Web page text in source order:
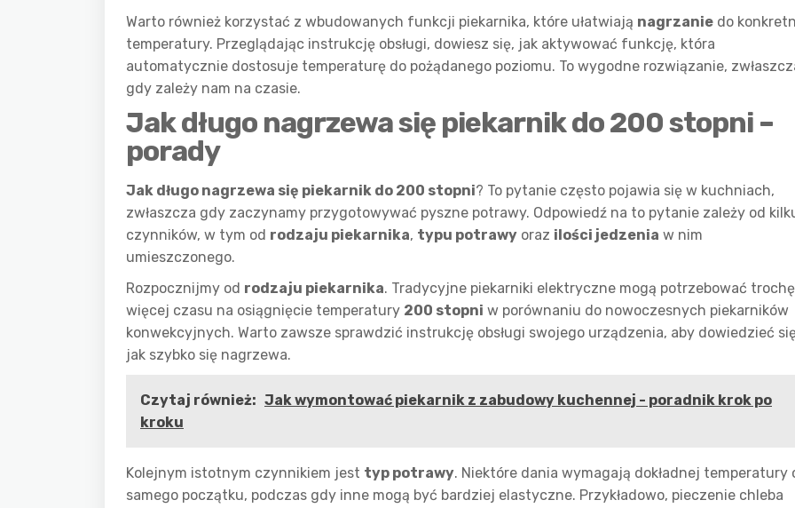
Warto również korzystać z wbudowanych funkcji piekarnika, które ułatwiają nagrzanie do
temperatury. Przeglądając instrukcję obsługi, dowiesz się, jak aktywować funkcję, która
automatycznie dostosuje temperaturę do pożądanego poziomu. To wygodne rozwiązanie,
gdy zależy nam na czasie.
Jak długo nagrzewa się piekarnik do 200 stopni –
porady
Jak długo nagrzewa się piekarnik do 200 stopni? To pytanie często pojawia się w kuchniach,
zwłaszcza gdy zaczynamy przygotowywać pyszne potrawy. Odpowiedź na to pytanie zależy od
czynników, w tym od rodzaju piekarnika, typu potrawy oraz ilości jedzenia w nim
umieszczonego.
Rozpocznijmy od rodzaju piekarnika. Tradycyjne piekarniki elektryczne mogą potrzebować trochę
więcej czasu na osiągnięcie temperatury 200 stopni w porównaniu do nowoczesnych piekarników
konwekcyjnych. Warto zawsze sprawdzić instrukcję obsługi swojego urządzenia, aby dowiedzieć
jak szybko się nagrzewa.
Czytaj również: Jak wymontować piekarnik z zabudowy kuchennej - poradnik krok po
kroku
Kolejnym istotnym czynnikiem jest typ potrawy. Niektóre dania wymagają dokładnej temperatury
samego początku, podczas gdy inne mogą być bardziej elastyczne. Przykładowo, pieczenie chleba